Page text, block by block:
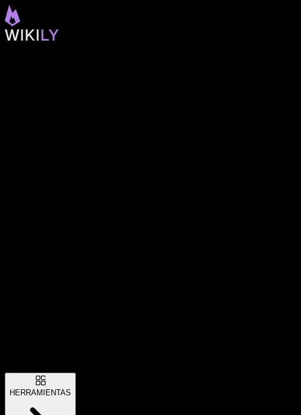
HERRAMIENTAS